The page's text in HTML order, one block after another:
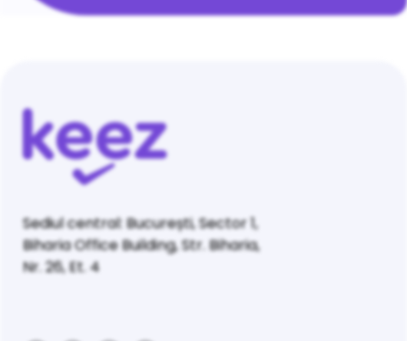
Sediul central: București, Sector 1,
Biharia Office Building, Str. Biharia,
Nr. 26, Et. 4